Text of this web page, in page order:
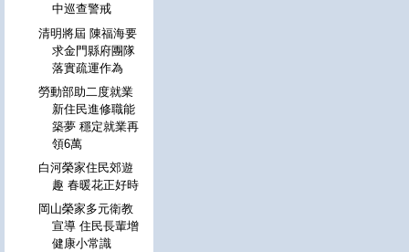
中巡查警戒
清明將屆 陳福海要
求金門縣府團隊
落實疏運作為
勞動部助二度就業
新住民進修職能
築夢 穩定就業再
領6萬
白河榮家住民郊遊
趣 春暖花正好時
岡山榮家多元衛教
宣導 住民長輩增
健康小常識